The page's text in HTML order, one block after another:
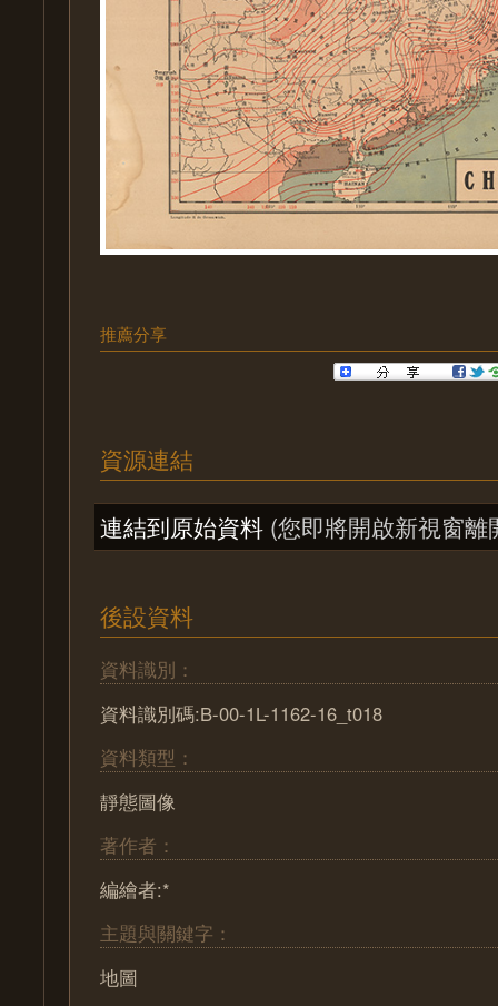
推薦分享
資源連結
連結到原始資料 (您即將開啟新視窗離
後設資料
資料識別：
資料識別碼:B-00-1L-1162-16_t018
資料類型：
靜態圖像
著作者：
編繪者:*
主題與關鍵字：
地圖